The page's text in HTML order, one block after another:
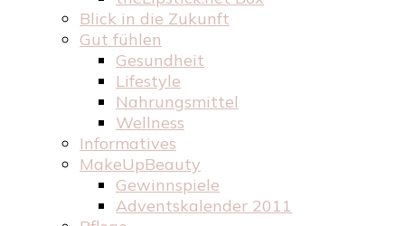
Blick in die Zukunft
Gut fühlen
Gesundheit
Lifestyle
Nahrungsmittel
Wellness
Informatives
MakeUpBeauty
Gewinnspiele
Adventskalender 2011